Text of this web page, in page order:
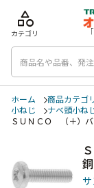
category
カテゴリ
ホーム 商品カテゴ
小ねじ
ナベ頭小ね
ＳＵＮＣＯ （＋）バ